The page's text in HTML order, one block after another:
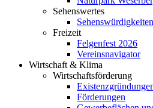
Sehenswertes
Sehenswürdigkeiten
Freizeit
Felgenfest 2026
Vereinsnavigator
Wirtschaft & Klima
Wirtschaftsförderung
Förderungen